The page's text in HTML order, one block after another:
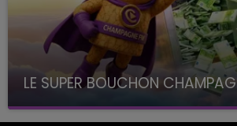
LE SUPER BOUCHON
avec La Famille Champagne FM, à